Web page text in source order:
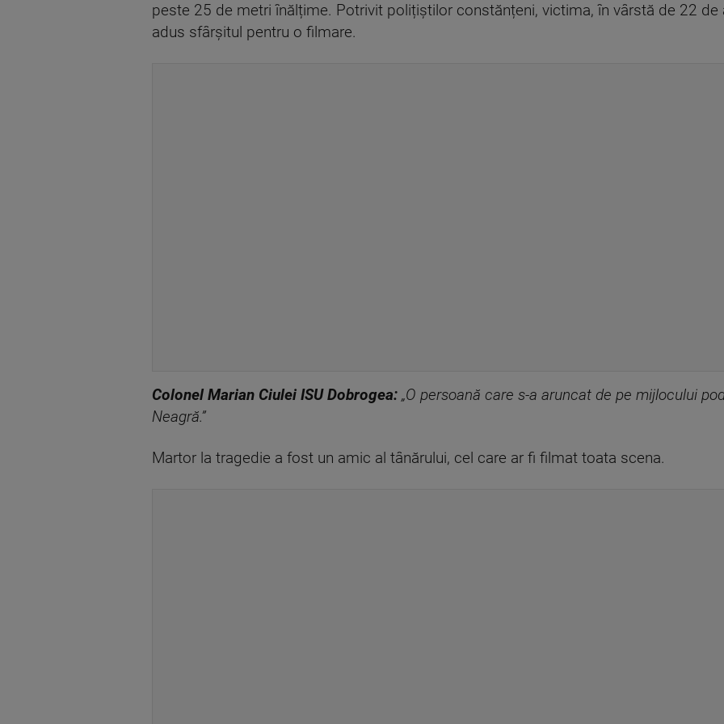
peste 25 de metri înălțime. Potrivit polițiștilor constănțeni, victima, în vârstă de 22 de
adus sfârșitul pentru o filmare.
Colonel Marian Ciulei ISU Dobrogea: „O persoană care s-a aruncat de pe mijlocului
Neagră.”
Martor la tragedie a fost un amic al tânărului, cel care ar fi filmat toata scena.